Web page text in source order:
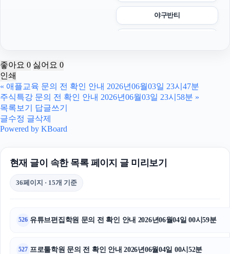
야구반티
서울암요양병원
부산휴대폰성지
좋아요 0 싫어요 0
인쇄
« 애플교육 문의 전 확인 안내 2026년06월03일 23시47분
주식특강 문의 전 확인 안내 2026년06월03일 23시58분 »
목록보기
답글쓰기
글수정 글삭제
Powered by KBoard
현재 글이 속한 목록 페이지 글 미리보기
36페이지 · 15개 기준
526 유튜브편집학원 문의 전 확인 안내 2026년06월04일 00시59분
527 프로툴학원 문의 전 확인 안내 2026년06월04일 00시52분